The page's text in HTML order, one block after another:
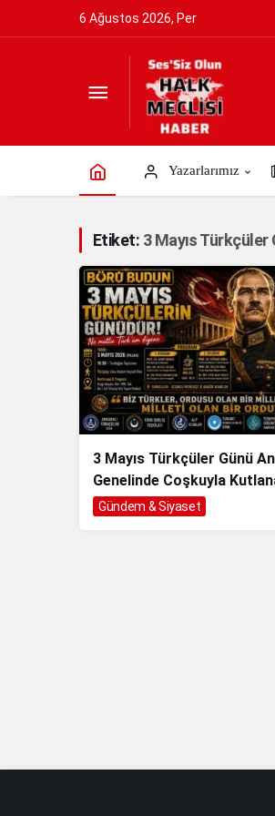
6 Ağustos 2026, Per
Yazarlarımız
Etiket: 3 Mayıs Türkçüler
3 Mayıs Türkçüler Günü
Genelinde Coşkuyla
Gündem & Siyaset